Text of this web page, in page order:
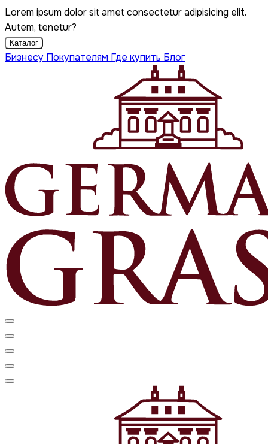
Lorem ipsum dolor sit amet consectetur adipisicing elit.
Autem, tenetur?
Каталог
Бизнесу Покупателям Где купить Блог